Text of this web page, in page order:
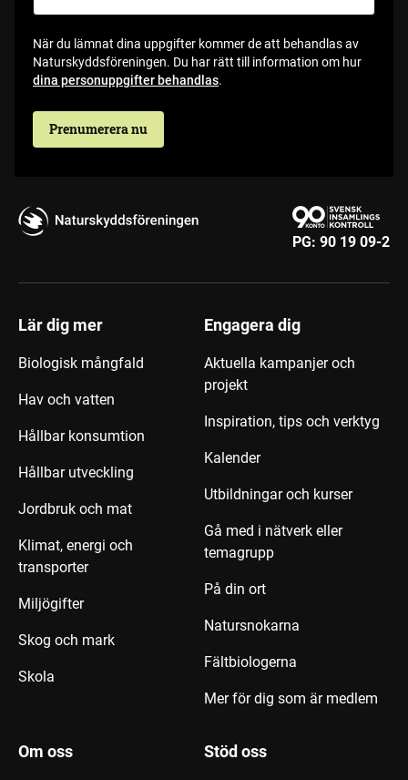
När du lämnat dina uppgifter kommer de att behandlas av
Naturskyddsföreningen. Du har rätt till information om hur
dina personuppgifter behandlas.
Prenumerera nu
PG: 90 19 09-2
Lär dig mer
Biologisk mångfald
Hav och vatten
Hållbar konsumtion
Hållbar utveckling
Jordbruk och mat
Klimat, energi och
transporter
Miljögifter
Skog och mark
Skola
Engagera dig
Aktuella kampanjer och
projekt
Inspiration, tips och verktyg
Kalender
Utbildningar och kurser
Gå med i nätverk eller
temagrupp
På din ort
Natursnokarna
Fältbiologerna
Mer för dig som är medlem
Om oss Stöd oss